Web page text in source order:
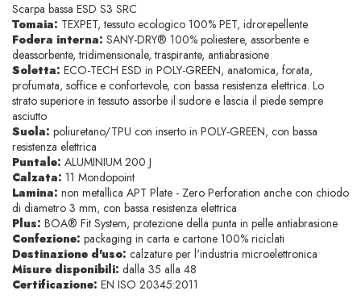
Scarpa bassa ESD S3 SRC
Tomaia: TEXPET, tessuto ecologico 100% PET, idrorepellente
Fodera interna: SANY-DRY® 100% poliestere, assorbente e
deassorbente, tridimensionale, traspirante, antiabrasione
Soletta: ECO-TECH ESD in POLY-GREEN, anatomica, forata,
profumata, soffice e confortevole, con bassa resistenza elettrica. Lo
strato superiore in tessuto assorbe il sudore e lascia il piede sempre
asciutto
Suola: poliuretano/TPU con inserto in POLY-GREEN, con bassa
resistenza elettrica
Puntale: ALUMINIUM 200 J
Calzata: 11 Mondopoint
Lamina: non metallica APT Plate - Zero Perforation anche con chiodo
di diametro 3 mm, con bassa resistenza elettrica
Plus: BOA® Fit System, protezione della punta in pelle antiabrasione
Confezione: packaging in carta e cartone 100% riciclati
Destinazione d'uso: calzature per l'industria microelettronica
Misure disponibili: dalla 35 alla 48
Certificazione: EN ISO 20345:2011